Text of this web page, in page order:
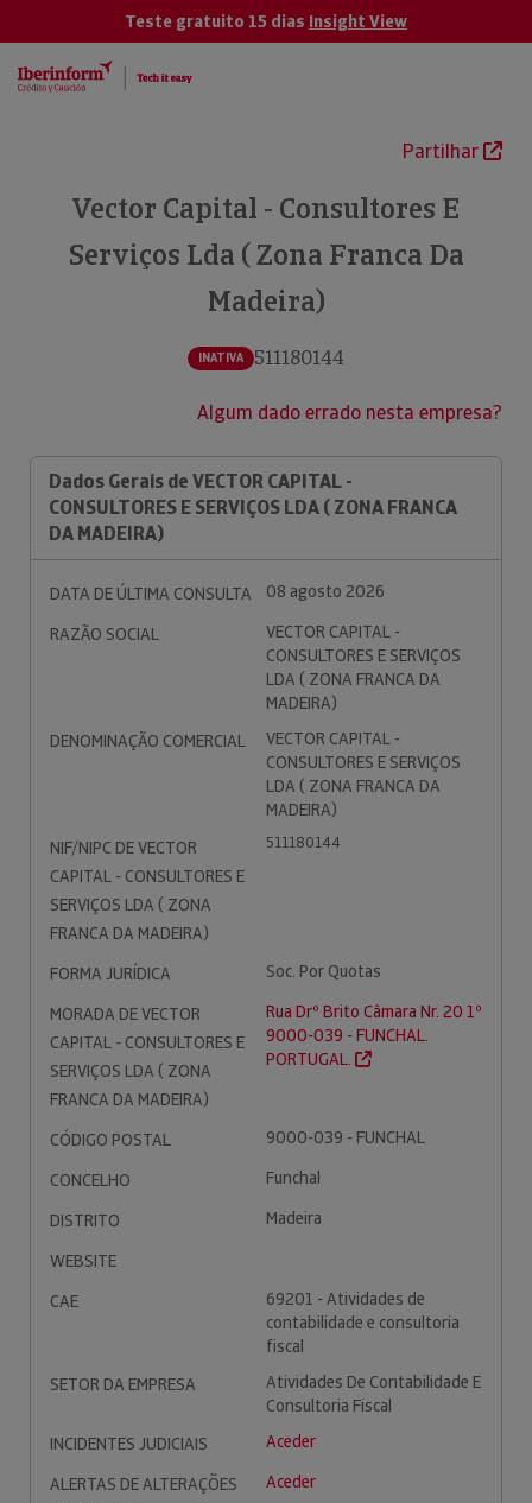
Teste gratuito 15 dias Insight View
Partilhar
Vector Capital - Consultores E
Serviços Lda ( Zona Franca Da
Madeira)
INATIVA 511180144
Algum dado errado nesta empresa?
Dados Gerais de VECTOR CAPITAL -
CONSULTORES E SERVIÇOS LDA ( ZONA FRANCA
DA MADEIRA)
DATA DE ÚLTIMA CONSULTA
08 agosto 2026
RAZÃO SOCIAL
VECTOR CAPITAL -
CONSULTORES E SERVIÇOS
LDA ( ZONA FRANCA DA
MADEIRA)
DENOMINAÇÃO COMERCIAL
VECTOR CAPITAL -
CONSULTORES E SERVIÇOS
LDA ( ZONA FRANCA DA
MADEIRA)
NIF/NIPC DE VECTOR
CAPITAL - CONSULTORES E
SERVIÇOS LDA ( ZONA
FRANCA DA MADEIRA)
511180144
FORMA JURÍDICA
Soc. Por Quotas
MORADA DE VECTOR
CAPITAL - CONSULTORES E
SERVIÇOS LDA ( ZONA
FRANCA DA MADEIRA)
Rua Drº Brito Câmara Nr. 20 1º
9000-039 - FUNCHAL.
PORTUGAL.
CÓDIGO POSTAL
9000-039 - FUNCHAL
CONCELHO
Funchal
DISTRITO
Madeira
WEBSITE
CAE
69201 - Atividades de
contabilidade e consultoria
fiscal
SETOR DA EMPRESA
Atividades De Contabilidade E
Consultoria Fiscal
INCIDENTES JUDICIAIS
Aceder
ALERTAS DE ALTERAÇÕES
Aceder